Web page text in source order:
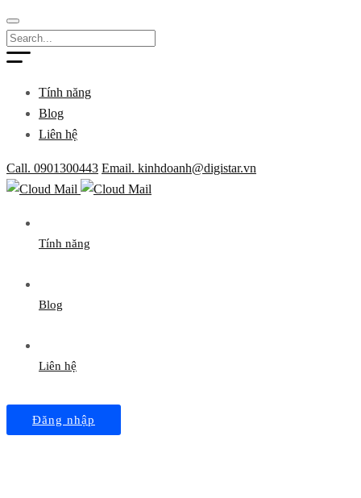
Tính năng
Blog
Liên hệ
Call. 0901300443 Email. kinhdoanh@digistar.vn
Tính năng
Blog
Liên hệ
Đăng nhập